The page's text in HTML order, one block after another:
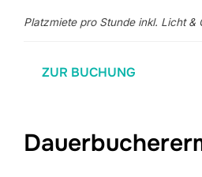
Platzmiete pro Stunde inkl. Licht &
ZUR BUCHUNG